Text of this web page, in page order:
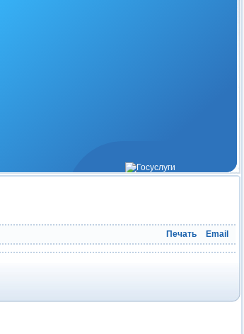
Печать Email